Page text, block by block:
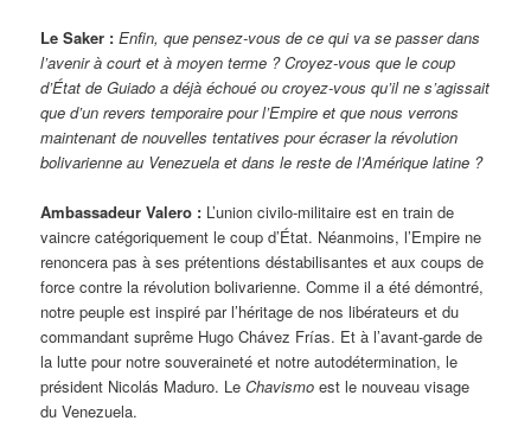
Le Saker : Enfin, que pensez-vous de ce qui va se passer dans
l’avenir à court et à moyen terme ? Croyez-vous que le coup
d’État de Guiado a déjà échoué ou croyez-vous qu’il ne s’agissait
que d’un revers temporaire pour l’Empire et que nous verrons
maintenant de nouvelles tentatives pour écraser la révolution
bolivarienne au Venezuela et dans le reste de l’Amérique latine ?
Ambassadeur Valero : L’union civilo-militaire est en train de
vaincre catégoriquement le coup d’État. Néanmoins, l’Empire ne
renoncera pas à ses prétentions déstabilisantes et aux coups de
force contre la révolution bolivarienne. Comme il a été démontré,
notre peuple est inspiré par l’héritage de nos libérateurs et du
commandant suprême Hugo Chávez Frías. Et à l’avant-garde de
la lutte pour notre souveraineté et notre autodétermination, le
président Nicolás Maduro. LeChavismo est le nouveau visage
du Venezuela.